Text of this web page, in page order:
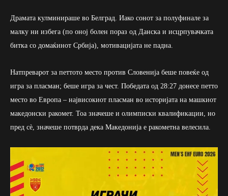
Драмата кулминираше во Белград. Иако сонот за полуфинале за
малку ни избега (по оној болен пораз од Данска и исцрпувачката
битка со домаќинот Србија), мотивацијата не падна.
Натпреварот за петтото место против Словенија беше повеќе од
игра за пласман; беше игра за чест. Победата од 28:27 донесе петто
место во Европа – највисокиот пласман во историјата на машкиот
македонски ракомет. Тоа значеше и олимписки квалификации, но
пред сè, значеше потврда дека Македонија е ракометна велесила.